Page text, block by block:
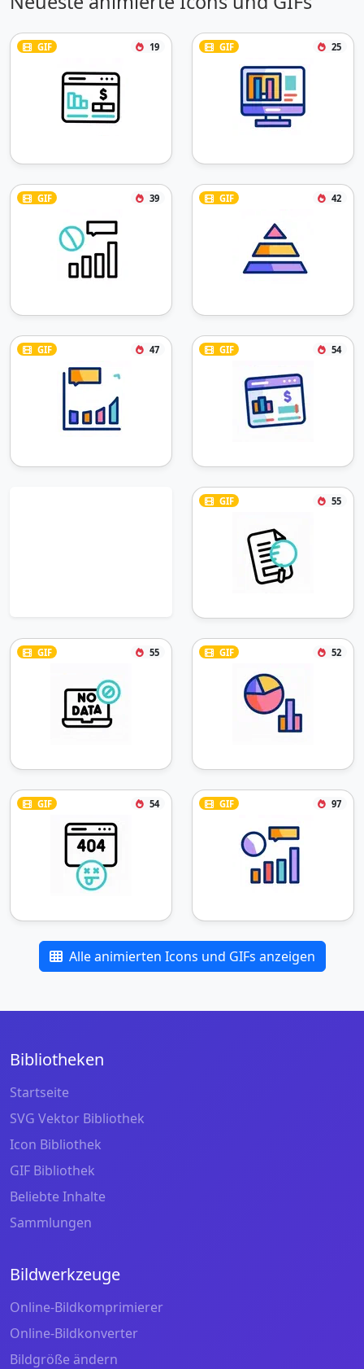
GIF 19 GIF 25
GIF 39 GIF 42
GIF 47 GIF 54
GIF 55
GIF 55 GIF 52
GIF 54 GIF 97
Alle animierten Icons und GIFs anzeigen
Bibliotheken
Startseite
SVG Vektor Bibliothek
Icon Bibliothek
GIF Bibliothek
Beliebte Inhalte
Sammlungen
Bildwerkzeuge
Online-Bildkomprimierer
Online-Bildkonverter
Bildgröße ändern